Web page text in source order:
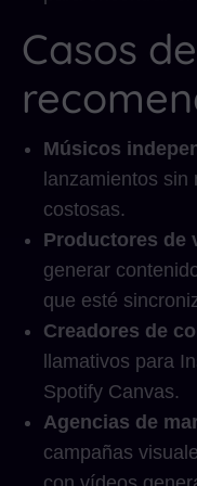
Casos
Músicos
lanzamientos
costosas.
Productores de
generar
que esté
Creadores de
llamativos para
Spotify Canvas.
Agencias de
campañas